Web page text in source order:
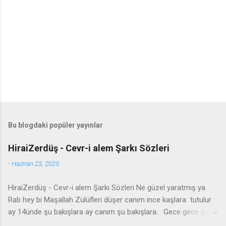
Bu blogdaki popüler yayınlar
HiraiZerdüş - Cevr-i alem Şarkı Sözleri
-Haziran 23, 2025
HiraiZerdüş - Cevr-i alem Şarkı Sözleri Ne güzel yaratmış ya
Rab hey bi Maşallah Zülüfleri düşer canım ince kaşlara tutulur
ay 14ünde şu bakışlara ay canım şu bakışlara.. Gece gece gel